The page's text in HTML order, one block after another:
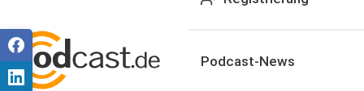
Podcast-News